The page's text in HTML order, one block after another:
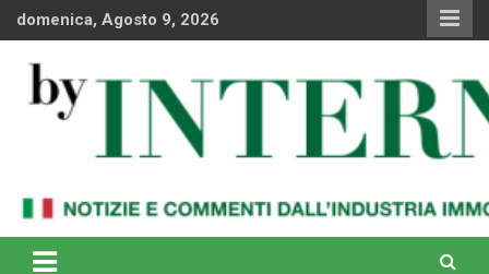
Skipdomenica, Agosto 9, 2026
By Internews
internazionale